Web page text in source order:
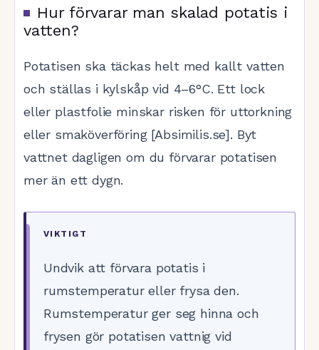
Hur förvarar man skalad potatis i
vatten?
Potatisen ska täckas helt med kallt vatten
och ställas i kylskåp vid 4–6°C. Ett lock
eller plastfolie minskar risken för uttorkning
eller smaköverföring [Absimilis.se]. Byt
vattnet dagligen om du förvarar potatisen
mer än ett dygn.
VIKTIGT
Undvik att förvara potatis i
rumstemperatur eller frysa den.
Rumstemperatur ger seg hinna och
frysen gör potatisen vattnig vid